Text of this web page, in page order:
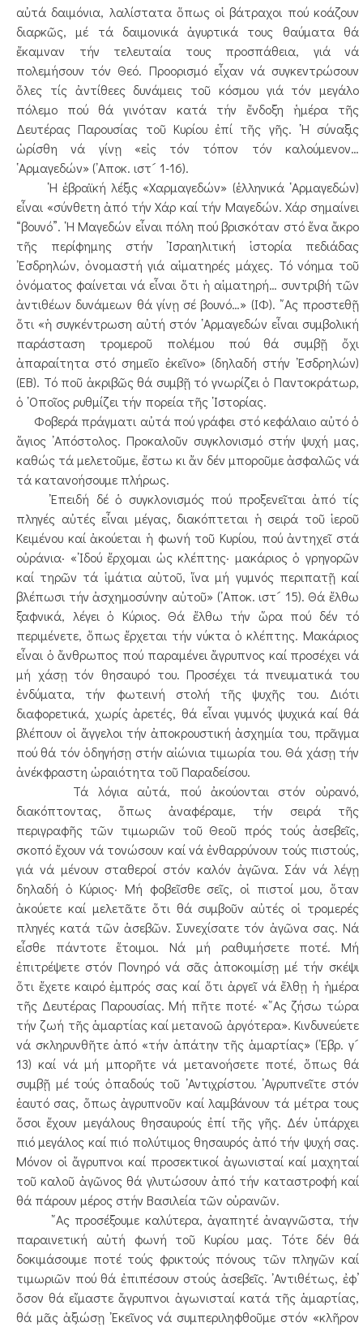
αὐτά δαιμόνια, λαλίστατα ὅπως οἱ βάτραχοι πού κοάζουν
διαρκῶς, μέ τά δαιμονικά ἀγυρτικά τους θαύματα θά
ἔκαμναν τήν τελευταία τους προσπάθεια, γιά νά
πολεμήσουν τόν Θεό. Προορισμό εἶχαν νά συγκεντρώσουν
ὅλες τίς ἀντίθεες δυνάμεις τοῦ κόσμου γιά τόν μεγάλο
πόλεμο πού θά γινόταν κατά τήν ἔνδοξη ἡμέρα τῆς
Δευτέρας Παρουσίας τοῦ Κυρίου ἐπί τῆς γῆς. ῾Η σύναξις
ὡρίσθη νά γίνῃ «εἰς τόν τόπον τόν καλούμενον…
῾Αρμαγεδών» (᾿Αποκ. ιστ´ 1-16).
῾Η ἑβραϊκή λέξις «Χαρμαγεδών» (ἑλληνικά ῾Αρμαγεδών)
εἶναι «σύνθετη ἀπό τήν Χάρ καί τήν Μαγεδών. Χάρ σημαίνει
“βουνό”. ῾Η Μαγεδών εἶναι πόλη πού βρισκόταν στό ἕνα ἄκρο
τῆς περίφημης στήν ᾿Ισραηλιτική ἱστορία πεδιάδας
᾿Εσδρηλών, ὀνομαστή γιά αἱματηρές μάχες. Τό νόημα τοῦ
ὀνόματος φαίνεται νά εἶναι ὅτι ἡ αἱματηρή… συντριβή τῶν
ἀντιθέων δυνάμεων θά γίνῃ σέ βουνό…» (ΙΦ). ῎Ας προστεθῇ
ὅτι «ἡ συγκέντρωση αὐτή στόν ῾Αρμαγεδών εἶναι συμβολική
παράσταση τρομεροῦ πολέμου πού θά συμβῇ ὄχι
ἀπαραίτητα στό σημεῖο ἐκεῖνο» (δηλαδή στήν ᾿Εσδρηλών)
(ΕΒ). Τό ποῦ ἀκριβῶς θά συμβῇ τό γνωρίζει ὁ Παντοκράτωρ,
ὁ ῾Οποῖος ρυθμίζει τήν πορεία τῆς ῾Ιστορίας.
Φοβερά πράγματι αὐτά πού γράφει στό κεφάλαιο αὐτό ὁ
ἅγιος ᾿Απόστολος. Προκαλοῦν συγκλονισμό στήν ψυχή μας,
καθώς τά μελετοῦμε, ἔστω κι ἄν δέν μποροῦμε ἀσφαλῶς νά
τά κατανοήσουμε πλήρως.
᾿Επειδή δέ ὁ συγκλονισμός πού προξενεῖται ἀπό τίς
πληγές αὐτές εἶναι μέγας, διακόπτεται ἡ σειρά τοῦ ἱεροῦ
Κειμένου καί ἀκούεται ἡ φωνή τοῦ Κυρίου, πού ἀντηχεῖ στά
οὐράνια· «᾿Ιδού ἔρχομαι ὡς κλέπτης· μακάριος ὁ γρηγορῶν
καί τηρῶν τά ἱμάτια αὐτοῦ, ἵνα μή γυμνός περιπατῇ καί
βλέπωσι τήν ἀσχημοσύνην αὐτοῦ» (᾿Αποκ. ιστ´ 15). Θά ἔλθω
ξαφνικά, λέγει ὁ Κύριος. Θά ἔλθω τήν ὥρα πού δέν τό
περιμένετε, ὅπως ἔρχεται τήν νύκτα ὁ κλέπτης. Μακάριος
εἶναι ὁ ἄνθρωπος πού παραμένει ἄγρυπνος καί προσέχει νά
μή χάσῃ τόν θησαυρό του. Προσέχει τά πνευματικά του
ἐνδύματα, τήν φωτεινή στολή τῆς ψυχῆς του. Διότι
διαφορετικά, χωρίς ἀρετές, θά εἶναι γυμνός ψυχικά καί θά
βλέπουν οἱ ἄγγελοι τήν ἀποκρουστική ἀσχημία του, πρᾶγμα
πού θά τόν ὁδηγήσῃ στήν αἰώνια τιμωρία του. Θά χάσῃ τήν
ἀνέκφραστη ὡραιότητα τοῦ Παραδείσου.
Τά λόγια αὐτά, πού ἀκούονται στόν οὐρανό,
διακόπτοντας, ὅπως ἀναφέραμε, τήν σειρά τῆς
περιγραφῆς τῶν τιμωριῶν τοῦ Θεοῦ πρός τούς ἀσεβεῖς,
σκοπό ἔχουν νά τονώσουν καί νά ἐνθαρρύνουν τούς πιστούς,
γιά νά μένουν σταθεροί στόν καλόν ἀγῶνα. Σάν νά λέγῃ
δηλαδή ὁ Κύριος· Μή φοβεῖσθε σεῖς, οἱ πιστοί μου, ὅταν
ἀκούετε καί μελετᾶτε ὅτι θά συμβοῦν αὐτές οἱ τρομερές
πληγές κατά τῶν ἀσεβῶν. Συνεχίσατε τόν ἀγῶνα σας. Νά
εἶσθε πάντοτε ἕτοιμοι. Νά μή ραθυμήσετε ποτέ. Μή
ἐπιτρέψετε στόν Πονηρό νά σᾶς ἀποκοιμίσῃ μέ τήν σκέψι
ὅτι ἔχετε καιρό ἐμπρός σας καί ὅτι ἀργεῖ νά ἔλθῃ ἡ ἡμέρα
τῆς Δευτέρας Παρουσίας. Μή πῆτε ποτέ· «῎Ας ζήσω τώρα
τήν ζωή τῆς ἁμαρτίας καί μετανοῶ ἀργότερα». Κινδυνεύετε
νά σκληρυνθῆτε ἀπό «τήν ἀπάτην τῆς ἁμαρτίας» (῾Εβρ. γ´
13) καί νά μή μπορῆτε νά μετανοήσετε ποτέ, ὅπως θά
συμβῇ μέ τούς ὀπαδούς τοῦ ᾿Αντιχρίστου. ᾿Αγρυπνεῖτε στόν
ἑαυτό σας, ὅπως ἀγρυπνοῦν καί λαμβάνουν τά μέτρα τους
ὅσοι ἔχουν μεγάλους θησαυρούς ἐπί τῆς γῆς. Δέν ὑπάρχει
πιό μεγάλος καί πιό πολύτιμος θησαυρός ἀπό τήν ψυχή σας.
Μόνον οἱ ἄγρυπνοι καί προσεκτικοί ἀγωνισταί καί μαχηταί
τοῦ καλοῦ ἀγῶνος θά γλυτώσουν ἀπό τήν καταστροφή καί
θά πάρουν μέρος στήν Βασιλεία τῶν οὐρανῶν.
῎Ας προσέξουμε καλύτερα, ἀγαπητέ ἀναγνῶστα, τήν
παραινετική αὐτή φωνή τοῦ Κυρίου μας. Τότε δέν θά
δοκιμάσουμε ποτέ τούς φρικτούς πόνους τῶν πληγῶν καί
τιμωριῶν πού θά ἐπιπέσουν στούς ἀσεβεῖς. ᾿Αντιθέτως, ἐφ’
ὅσον θά εἴμαστε ἄγρυπνοι ἀγωνισταί κατά τῆς ἁμαρτίας,
θά μᾶς ἀξιώσῃ ᾿Εκεῖνος νά συμπεριληφθοῦμε στόν «κλῆρον